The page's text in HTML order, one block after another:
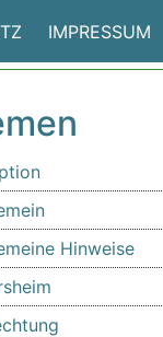
IMPRESSUM
Hinweise